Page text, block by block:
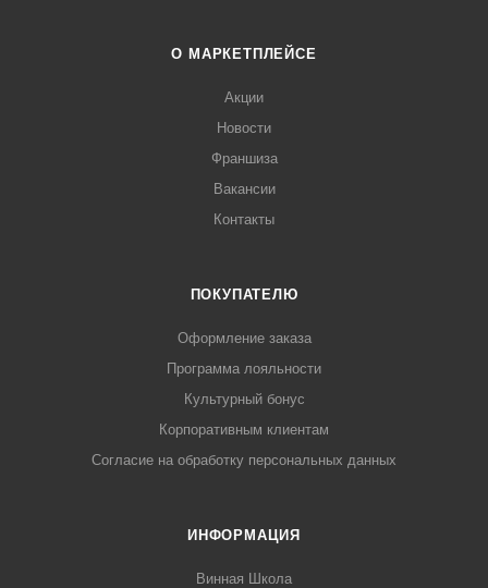
О МАРКЕТПЛЕЙСЕ
Акции
Новости
Франшиза
Вакансии
Контакты
ПОКУПАТЕЛЮ
Оформление заказа
Программа лояльности
Культурный бонус
Корпоративным клиентам
Согласие на обработку персональных данных
ИНФОРМАЦИЯ
Винная Школа